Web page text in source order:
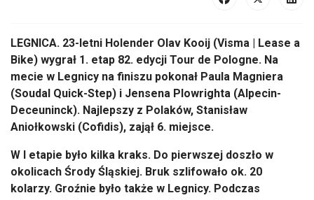
LEGNICA. 23-letni Holender Olav Kooij (Visma Lease a
Bike) wygrał 1. etap 82. edycji Tour de Pologne. Na
mecie w Legnicy na finiszu pokonał Paula Magniera
(Soudal Quick-Step) i Jensena Plowrighta (Alpecin-
Deceuninck). Najlepszy z Polaków, Stanisław
Aniołkowski (Cofidis), zajął 6. miejsce.
W I etapie było kilka kraks. Do pierwszej doszło w
okolicach Środy Śląskiej. Bruk szlifowało ok. 20
kolarzy. Groźnie było także w Legnicy. Podczas